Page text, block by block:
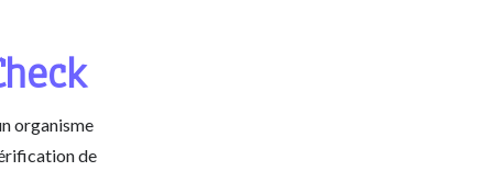
organisme
de